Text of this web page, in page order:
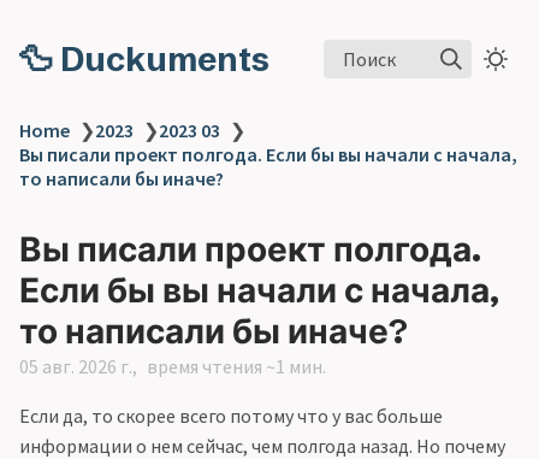
🦆 Duckuments Поиск
Home ❯2023 ❯2023 03 ❯
Вы писали проект полгода. Если бы вы начали с начала,
то написали бы иначе?
Вы писали проект полгода.
Если бы вы начали с начала,
то написали бы иначе?
05 авг. 2026 г. время чтения ~1 мин.
Если да, то скорее всего потому что у вас больше
информации о нем сейчас, чем полгода назад. Но почему